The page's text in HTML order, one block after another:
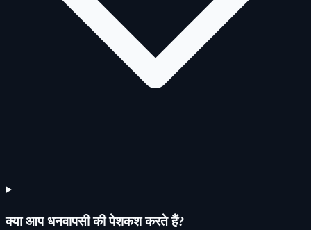
क्या आप धनवापसी की पेशकश करते हैं?